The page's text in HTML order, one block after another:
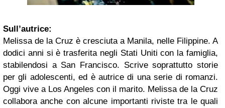
Sull’autrice:
Melissa de la Cruz è cresciuta a Manila, nelle Filippine. A
dodici anni si è trasferita negli Stati Uniti con la famiglia,
stabilendosi a San Francisco. Scrive soprattutto storie
per gli adolescenti, ed è autrice di una serie di romanzi.
Oggi vive a Los Angeles con il marito. Melissa de la Cruz
collabora anche con alcune importanti riviste tra le quali